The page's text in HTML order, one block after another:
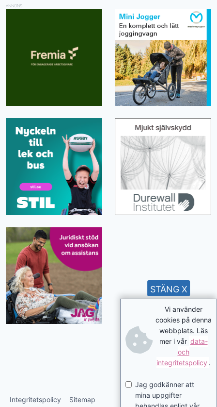
ANNONS
Integritetspolicy Sitemap
Vi använder
cookies på denna
webbplats. Läs
mer i vår data-
och
integritetspolicy .
Jag godkänner att
mina uppgifter
STÄNG X